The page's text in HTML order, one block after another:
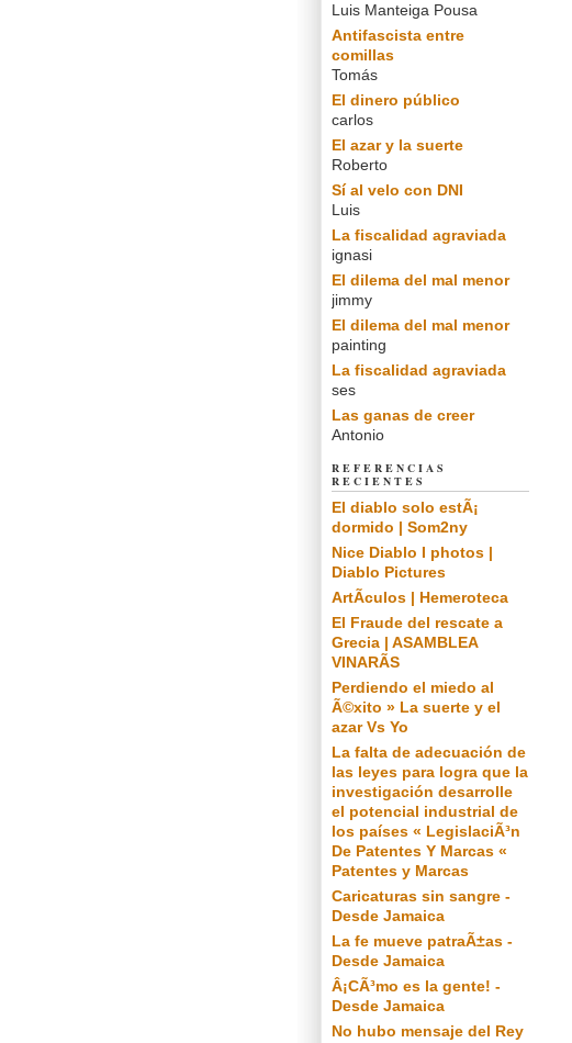
Luis Manteiga Pousa
Antifascista entre
comillas
Tomás
El dinero público
carlos
El azar y la suerte
Roberto
Sí al velo con DNI
Luis
La fiscalidad agraviada
ignasi
El dilema del mal menor
jimmy
El dilema del mal menor
painting
La fiscalidad agraviada
ses
Las ganas de creer
Antonio
REFERENCIAS
RECIENTES
El diablo solo estÃ¡
dormido | Som2ny
Nice Diablo I photos |
Diablo Pictures
ArtÃ­culos | Hemeroteca
El Fraude del rescate a
Grecia | ASAMBLEA
VINARÃS
Perdiendo el miedo al
Ã©xito » La suerte y el
azar Vs Yo
La falta de adecuación de
las leyes para logra que la
investigación desarrolle
el potencial industrial de
los países « LegislaciÃ³n
De Patentes Y Marcas «
Patentes y Marcas
Caricaturas sin sangre -
Desde Jamaica
La fe mueve patraÃ±as -
Desde Jamaica
Â¡CÃ³mo es la gente! -
Desde Jamaica
No hubo mensaje del Rey